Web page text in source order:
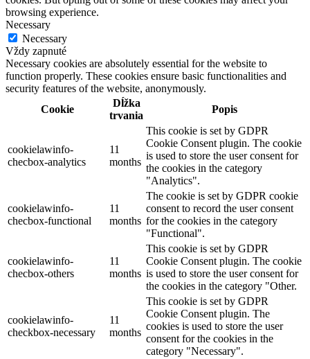
browsing experience.
Necessary
Necessary
Vždy zapnuté
Necessary cookies are absolutely essential for the website to
function properly. These cookies ensure basic functionalities and
security features of the website, anonymously.
Cookie
Dĺžka
trvania
Popis
cookielawinfo-
checbox-analytics
11
months
This cookie is set by GDPR
Cookie Consent plugin. The cookie
is used to store the user consent for
the cookies in the category
"Analytics".
cookielawinfo-
checbox-functional
11
months
The cookie is set by GDPR cookie
consent to record the user consent
for the cookies in the category
"Functional".
cookielawinfo-
checbox-others
11
months
This cookie is set by GDPR
Cookie Consent plugin. The cookie
is used to store the user consent for
the cookies in the category "Other.
cookielawinfo-
checkbox-necessary
11
months
This cookie is set by GDPR
Cookie Consent plugin. The
cookies is used to store the user
consent for the cookies in the
category "Necessary".